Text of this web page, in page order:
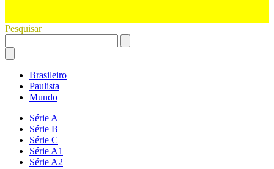
Pesquisar
Brasileiro
Paulista
Mundo
Série A
Série B
Série C
Série A1
Série A2